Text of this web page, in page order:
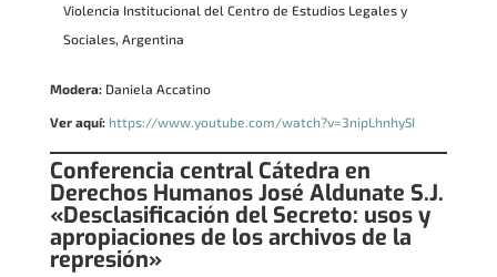
Violencia Institucional del Centro de Estudios Legales y
Sociales, Argentina
Modera: Daniela Accatino
Ver aquí: https://www.youtube.com/watch?v=3nipLhnhy5I
Conferencia central Cátedra en
Derechos Humanos José Aldunate S.J.
«Desclasificación del Secreto: usos y
apropiaciones de los archivos de la
represión»